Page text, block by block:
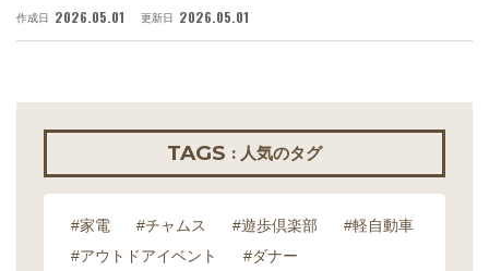
作成日 2026.05.01 更新日 2026.05.01
TAGS : 人気のタグ
#家電 #チャムス #遊歩倶楽部
#軽自動車
#アウトドアイベント
#ダナー